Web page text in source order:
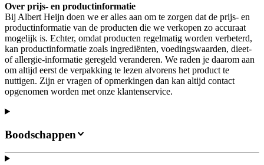
Over prijs- en productinformatie
Bij Albert Heijn doen we er alles aan om te zorgen dat de prijs- en
productinformatie van de producten die we verkopen zo accuraat
mogelijk is. Echter, omdat producten regelmatig worden verbeterd,
kan productinformatie zoals ingrediënten, voedingswaarden, dieet-
of allergie-informatie geregeld veranderen. We raden je daarom aan
om altijd eerst de verpakking te lezen alvorens het product te
nuttigen. Zijn er vragen of opmerkingen dan kan altijd contact
opgenomen worden met onze klantenservice.
Boodschappen